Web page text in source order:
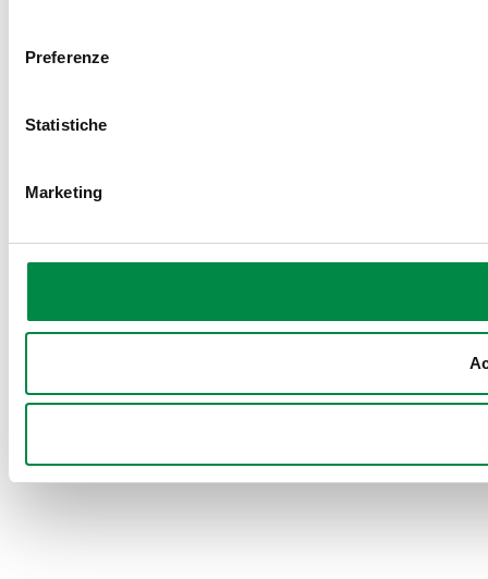
Preferenze
Statistiche
Marketing